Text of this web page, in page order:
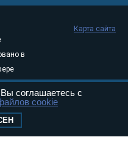
в
05
Карта сайта
соглашаетесь с
cookie